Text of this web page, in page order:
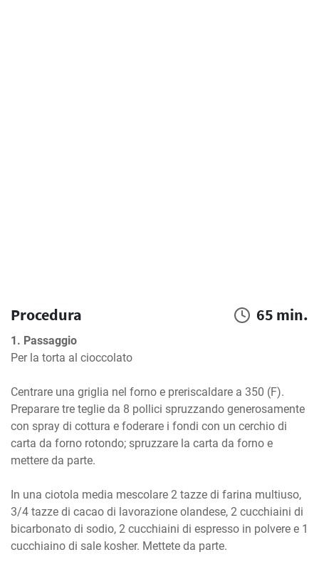
Procedura 65 min.
1. Passaggio
Per la torta al cioccolato
Centrare una griglia nel forno e preriscaldare a 350 (F).
Preparare tre teglie da 8 pollici spruzzando generosamente
con spray di cottura e foderare i fondi con un cerchio di
carta da forno rotondo; spruzzare la carta da forno e
mettere da parte.
In una ciotola media mescolare 2 tazze di farina multiuso,
3/4 tazze di cacao di lavorazione olandese, 2 cucchiaini di
bicarbonato di sodio, 2 cucchiaini di espresso in polvere e 1
cucchiaino di sale kosher. Mettete da parte.